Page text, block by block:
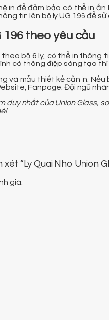
in để đảm bảo có thể in
tin lên bộ ly UG 196 để
196 theo yêu cầu
theo bộ 6 ly, có thể in
có thông điệp sáng tạo thì
và mẫu thiết kế cần in.
Fanpage. Đội ngũ
duy nhất của Union Glass,
“Ly Quai Nho Union
giá.